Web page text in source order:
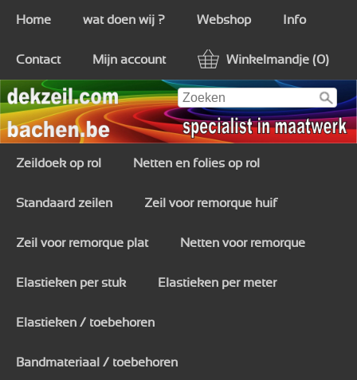
Home wat doen wij ? Webshop Info
Contact Mijn account Winkelmandje (0)
Zeildoek op rol Netten en folies op rol
Standaard zeilen Zeil voor remorque huif
Zeil voor remorque plat Netten voor remorque
Elastieken per stuk Elastieken per meter
Elastieken / toebehoren
Bandmateriaal / toebehoren